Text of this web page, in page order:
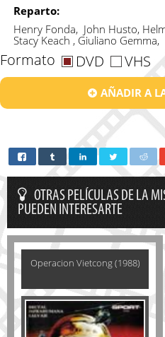
Reparto:
Henry Fonda, John Husto,
Stacy Keach , Giuliano
Formato DVD VHS
AÑADIR A
OTRAS PELÍCULAS DE LA
PUEDEN INTERESARTE
Operacion Vietcong (1988)